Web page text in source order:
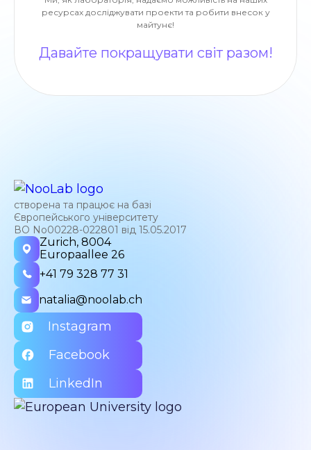
ресурсах досліджувати проекти та робити внесок у
майтунє!
Давайте покращувати світ разом!
створена та працює на базі
Європейського університету
ВО No00228-022801 від 15.05.2017
Zurich, 8004
Europaallee 26
+41 79 328 77 31
natalia@noolab.ch
Instagram
Facebook
LinkedIn